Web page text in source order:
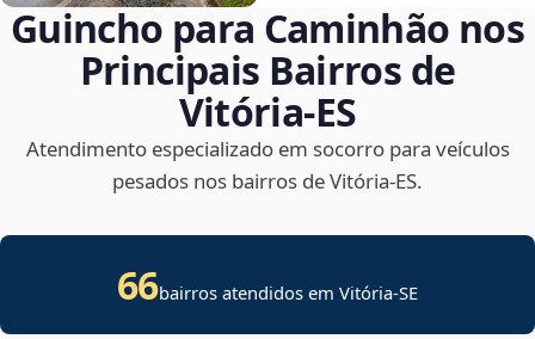
Guincho para Caminhão nos
Principais Bairros de
Vitória‑ES
Atendimento especializado em socorro para veículos
pesados nos bairros de Vitória‑ES.
66bairros atendidos em Vitória-SE